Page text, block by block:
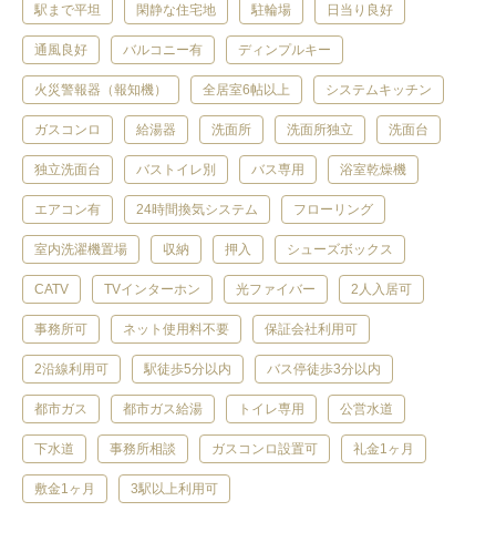
駅まで平坦 閑静な住宅地 駐輪場 日当り良好
通風良好 バルコニー有 ディンプルキー
火災警報器（報知機） 全居室6帖以上 システムキッチン
ガスコンロ 給湯器 洗面所 洗面所独立 洗面台
独立洗面台 バストイレ別 バス専用 浴室乾燥機
エアコン有 24時間換気システム フローリング
室内洗濯機置場 収納 押入 シューズボックス
CATV TVインターホン 光ファイバー 2人入居可
事務所可 ネット使用料不要 保証会社利用可
2沿線利用可 駅徒歩5分以内 バス停徒歩3分以内
都市ガス 都市ガス給湯 トイレ専用 公営水道
下水道 事務所相談 ガスコンロ設置可 礼金1ヶ月
敷金1ヶ月 3駅以上利用可